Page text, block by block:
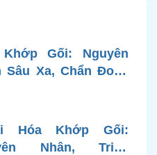
Gối: Nguyên
Sâu Xa, Chẩn Đoán
Bác Sĩ Xương
Hóa Khớp Gối:
Nhân, Triệu